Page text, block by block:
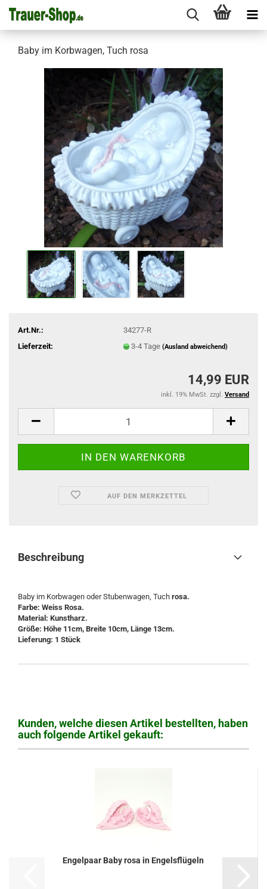
Baby im Korbwagen, Tuch rosa
Art.Nr.:
34277-R
Lieferzeit:
3-4 Tage (Ausland abweichend)
14,99 EUR
inkl. 19% MwSt. zzgl. Versand
AUF DEN MERKZETTEL
Beschreibung
Baby im Korbwagen oder Stubenwagen, Tuch rosa.
Farbe: Weiss Rosa.
Material: Kunstharz.
Größe: Höhe 11cm, Breite 10cm, Länge 13cm.
Lieferung: 1 Stück
Kunden, welche diesen Artikel bestellten, haben
auch folgende Artikel gekauft:
Engelpaar Baby rosa in Engelsflügeln